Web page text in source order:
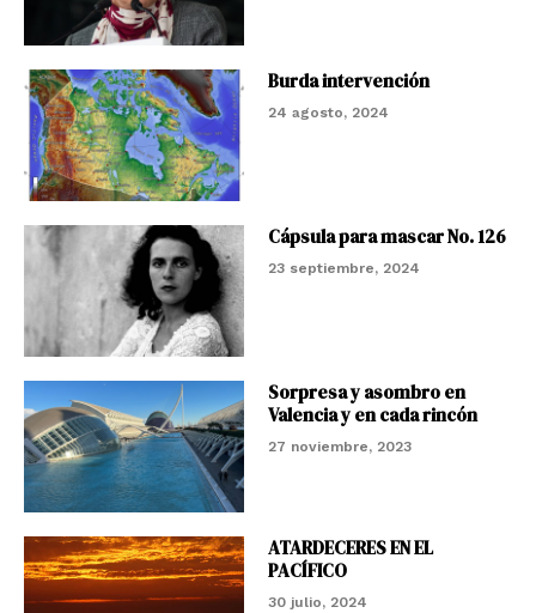
Burda intervención
24 agosto, 2024
Cápsula para mascar No. 126
23 septiembre, 2024
Sorpresa y asombro en
Valencia y en cada rincón
27 noviembre, 2023
ATARDECERES EN EL
PACÍFICO
30 julio, 2024